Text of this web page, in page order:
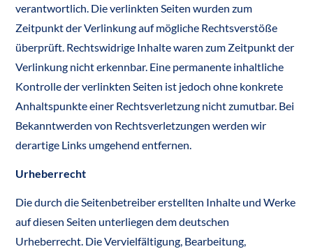
verantwortlich. Die verlinkten Seiten wurden zum
Zeitpunkt der Verlinkung auf mögliche Rechtsverstöße
überprüft. Rechtswidrige Inhalte waren zum Zeitpunkt der
Verlinkung nicht erkennbar. Eine permanente inhaltliche
Kontrolle der verlinkten Seiten ist jedoch ohne konkrete
Anhaltspunkte einer Rechtsverletzung nicht zumutbar. Bei
Bekanntwerden von Rechtsverletzungen werden wir
derartige Links umgehend entfernen.
Urheberrecht
Die durch die Seitenbetreiber erstellten Inhalte und Werke
auf diesen Seiten unterliegen dem deutschen
Urheberrecht. Die Vervielfältigung, Bearbeitung,